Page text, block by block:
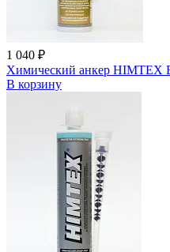
1 040 ₽
Химический анкер HIMTEX
В корзину